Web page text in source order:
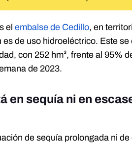
elembalse de Cedillo, en
de uso hidroeléctrico. Este se
con 252 hm³, frente al 95%
de 2023.
en sequía ni en
de sequía prolongada ni